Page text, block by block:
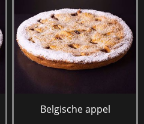
Belgische appel